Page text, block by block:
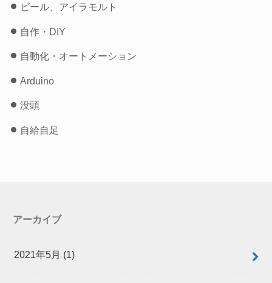
ビール、アイラモルト
自作・DIY
自動化・オートメーション
Arduino
没頭
自給自足
アーカイブ
2021年5月 (1)